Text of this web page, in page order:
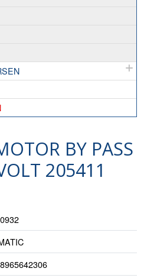
BY PASS
205411